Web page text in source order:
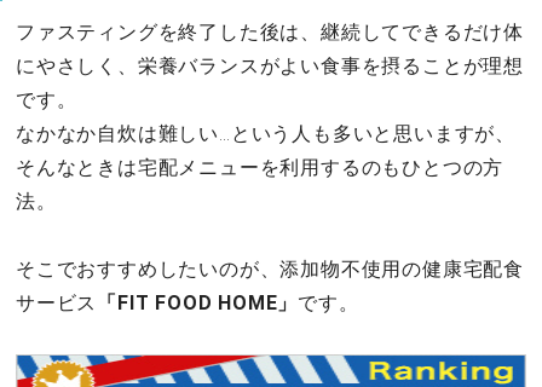
ファスティングを終了した後は、継続してできるだけ体
にやさしく、栄養バランスがよい食事を摂ることが理想
です。
なかなか自炊は難しい…という人も多いと思いますが、
そんなときは宅配メニューを利用するのもひとつの方
法。
そこでおすすめしたいのが、添加物不使用の健康宅配食
サービス
「FIT FOOD HOME」 です。